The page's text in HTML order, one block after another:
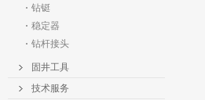
钻铤
稳定器
钻杆接头
固井工具
技术服务